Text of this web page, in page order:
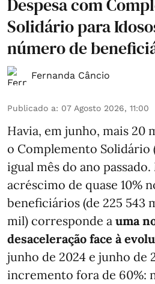
Despesa com
Solidário para
número de
Fernanda Câncio
Publicado a: 07 Agosto 2026, 11:00
Havia, em junho, mais 20
o Complemento Solidário
igual mês do ano passado.
acréscimo de quase 10%
beneficiários (de 225 543
mil) corresponde a uma
desaceleração face à
junho de 2024 e junho de
incremento fora de 60%: